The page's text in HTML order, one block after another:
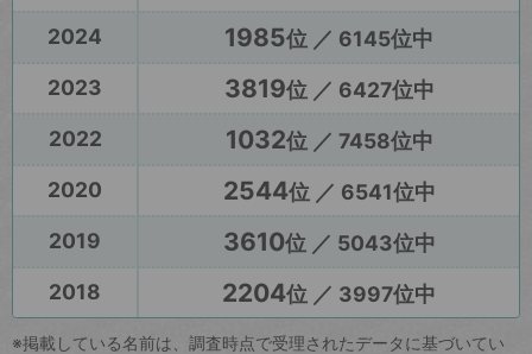
2024
1985位 ／ 6145位中
2023
3819位 ／ 6427位中
2022
1032位 ／ 7458位中
2020
2544位 ／ 6541位中
2019
3610位 ／ 5043位中
2018
2204位 ／ 3997位中
※掲載している名前は、調査時点で受理されたデータに基づいてい